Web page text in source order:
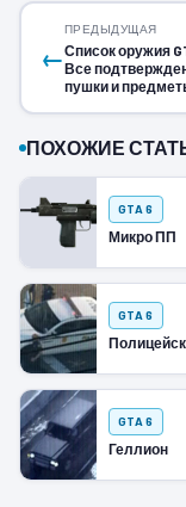
←
ПРЕДЫДУЩАЯ
Список оружия
Все
пушки и
ПОХОЖИЕ
GTA 6
Микро ПП
GTA 6
GTA 6
Геллион